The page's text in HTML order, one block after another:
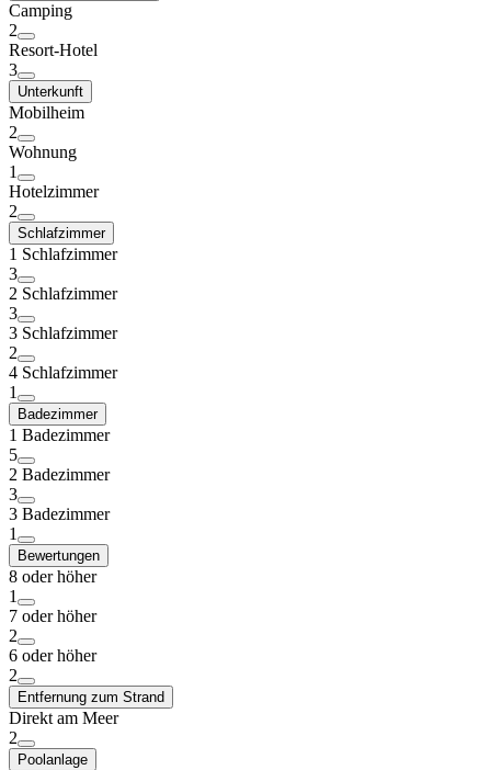
Camping
2
Resort-Hotel
3
Unterkunft
Mobilheim
2
Wohnung
1
Hotelzimmer
2
Schlafzimmer
1 Schlafzimmer
3
2 Schlafzimmer
3
3 Schlafzimmer
2
4 Schlafzimmer
1
Badezimmer
1 Badezimmer
5
2 Badezimmer
3
3 Badezimmer
1
Bewertungen
8 oder höher
1
7 oder höher
2
6 oder höher
2
Entfernung zum Strand
Direkt am Meer
2
Poolanlage